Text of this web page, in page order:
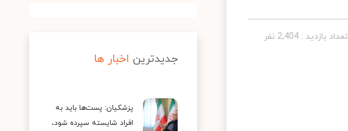
تعداد بازدید : 2,404 نفر
جدیدترین اخبار ها
پزشکیان: پست‌ها باید به
افراد شایسته سپرده شود،